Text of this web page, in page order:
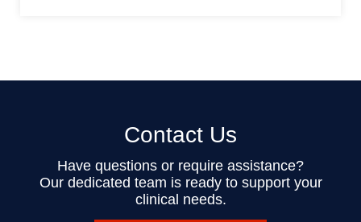
Contact Us
Have questions or require assistance?
Our dedicated team is ready to support your
clinical needs.